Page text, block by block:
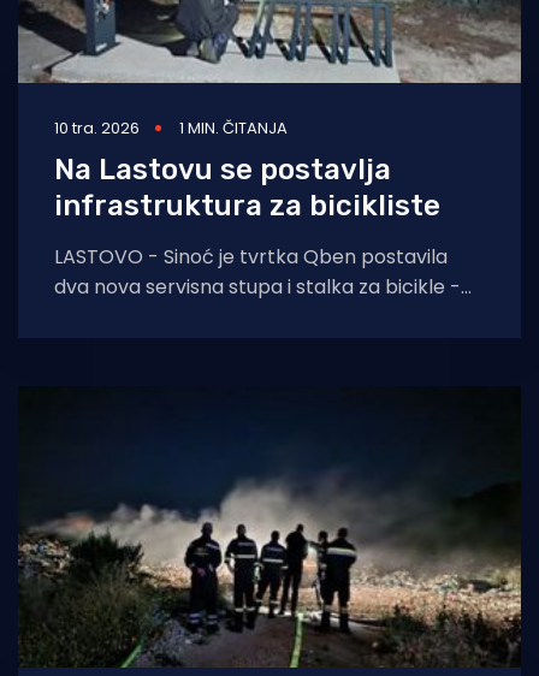
10 tra. 2026 1 MIN. ČITANJA
Na Lastovu se postavlja
infrastruktura za bicikliste
LASTOVO - Sinoć je tvrtka Qben postavila
dva nova servisna stupa i stalka za bicikle -